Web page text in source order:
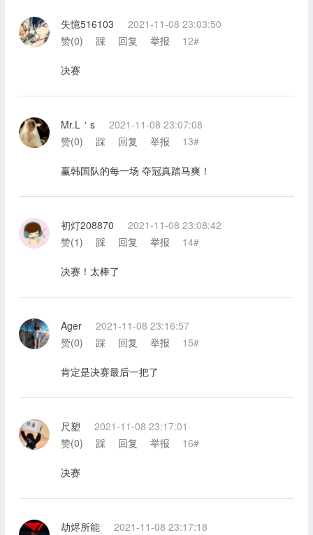
失憶516103
2021-11-08 23:03:50
赞(0) 踩 回复 举报 12#
决赛
Mr.L＇s
2021-11-08 23:07:08
赞(0) 踩 回复 举报 13#
赢韩国队的每一场 夺冠真踏马爽！
初灯208870
2021-11-08 23:08:42
赞(1) 踩 回复 举报 14#
决赛！太棒了
Ager
2021-11-08 23:16:57
赞(0) 踩 回复 举报 15#
肯定是决赛最后一把了
尺塑
2021-11-08 23:17:01
赞(0) 踩 回复 举报 16#
决赛
劫烬所能
2021-11-08 23:17:18